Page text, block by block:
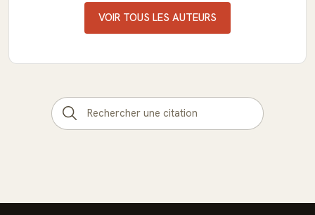
VOIR TOUS LES AUTEURS